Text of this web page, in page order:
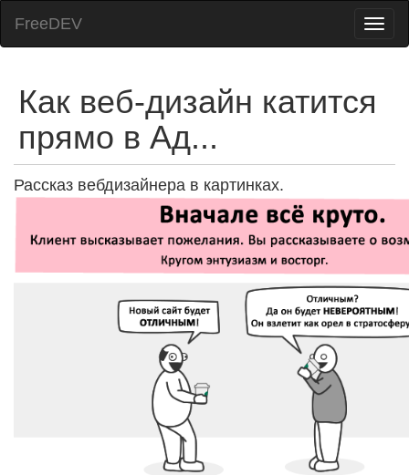
FreeDEV
Как веб-дизайн катится
прямо в Ад...
Рассказ вебдизайнера в картинках.